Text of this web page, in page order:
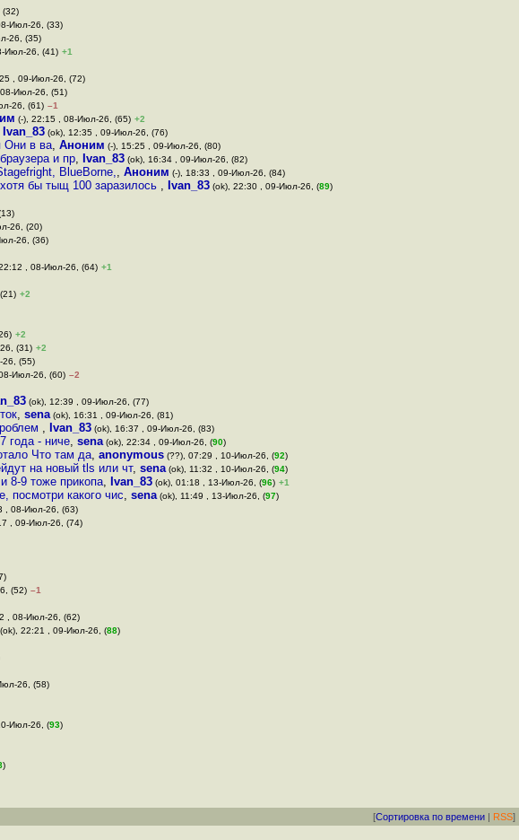
(32)
Июл-26, (33)
26, (35)
Июл-26, (41) +1
, 09-Июл-26, (72)
Июл-26, (51)
26, (61) –1
(-), 22:15 , 08-Июл-26, (65) +2
Ivan_83 (ok), 12:35 , 09-Июл-26, (76)
Они в ва, Аноним (-), 15:25 , 09-Июл-26, (80)
и пр, Ivan_83 (ok), 16:34 , 09-Июл-26, (82)
BlueBorne,, Аноним (-), 18:33 , 09-Июл-26, (84)
бы тыщ 100 заразилось , Ivan_83 (ok), 22:30 , 09-Июл-26, (89)
26, (20)
26, (36)
, 08-Июл-26, (64) +1
+2
+2
(31) +2
(55)
Июл-26, (60) –2
(ok), 12:39 , 09-Июл-26, (77)
, sena (ok), 16:31 , 09-Июл-26, (81)
, Ivan_83 (ok), 16:37 , 09-Июл-26, (83)
года - ниче, sena (ok), 22:34 , 09-Июл-26, (90)
Что там да, anonymous (??), 07:29 , 10-Июл-26, (92)
на новый tls или чт, sena (ok), 11:32 , 10-Июл-26, (94)
8-9 тоже прикопа, Ivan_83 (ok), 01:18 , 13-Июл-26, (96) +1
посмотри какого чис, sena (ok), 11:49 , 13-Июл-26, (97)
, 08-Июл-26, (63)
, 09-Июл-26, (74)
(52) –1
, 08-Июл-26, (62)
(ok), 22:21 , 09-Июл-26, (88)
26, (58)
Июл-26, (93)
)
[Сортировка по времени | RSS]